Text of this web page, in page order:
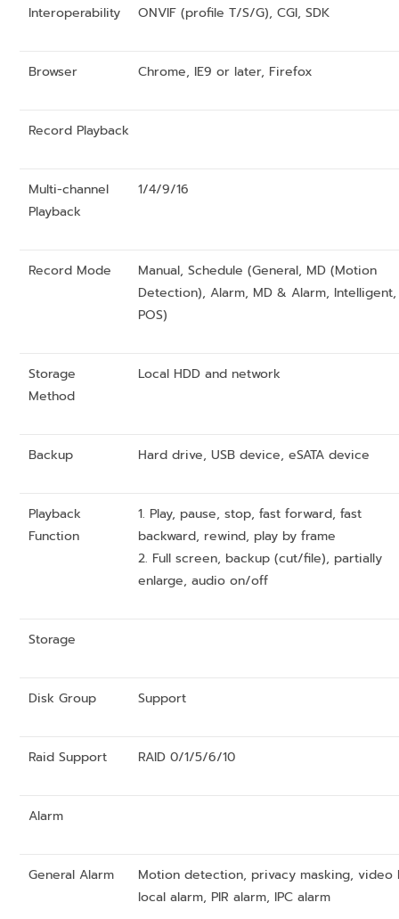
Interoperability ONVIF (profile T/S/G), CGI, SDK
Browser Chrome, IE9 or later, Firefox
Record Playback
Multi-channel
Playback
1/4/9/16
Record Mode
Manual, Schedule (General, MD (Motion
Detection), Alarm, MD & Alarm, Intelligent,
POS)
Storage
Method
Local HDD and network
Backup Hard drive, USB device, eSATA device
Playback
Function
1. Play, pause, stop, fast forward, fast
backward, rewind, play by frame
2. Full screen, backup (cut/file), partially
enlarge, audio on/off
Storage
Disk Group Support
Raid Support RAID 0/1/5/6/10
Alarm
General Alarm
Motion detection, privacy masking, video
local alarm, PIR alarm, IPC alarm